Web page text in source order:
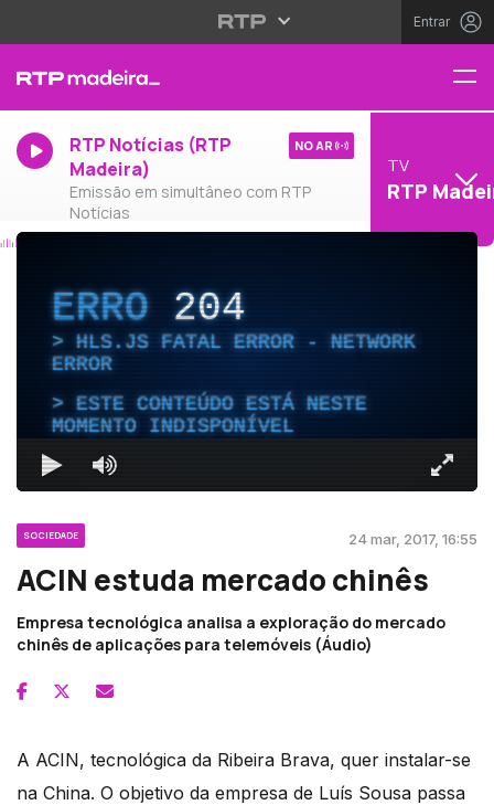
Entrar
RTP Notícias (RTP
Madeira)
Emissão em simultâneo com RTP
Notícias
NO AR
TV
RTP
ERRO204
HLS.JS FATAL ERROR - NETWORK
ERROR
ESTE CONTEÚDO ESTÁ NESTE
MOMENTO INDISPONÍVEL
SOCIEDADE 24 mar, 2017, 16:55
ACIN estuda mercado chinês
Empresa tecnológica analisa a exploração do mercado
chinês de aplicações para telemóveis (Áudio)
A ACIN, tecnológica da Ribeira Brava, quer instalar-se
na China. O objetivo da empresa de Luís Sousa passa